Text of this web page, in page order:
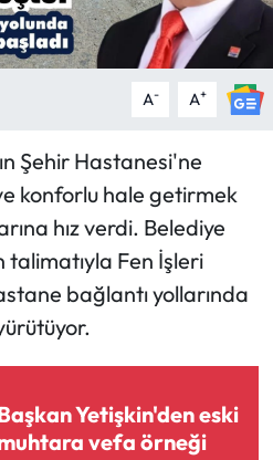
A- A+
Şehir Hastanesi'ne
konforlu hale getirmek
hız verdi. Belediye
talimatıyla Fen İşleri
bağlantı yollarında
Yetişkin'den eski
vefa örneği